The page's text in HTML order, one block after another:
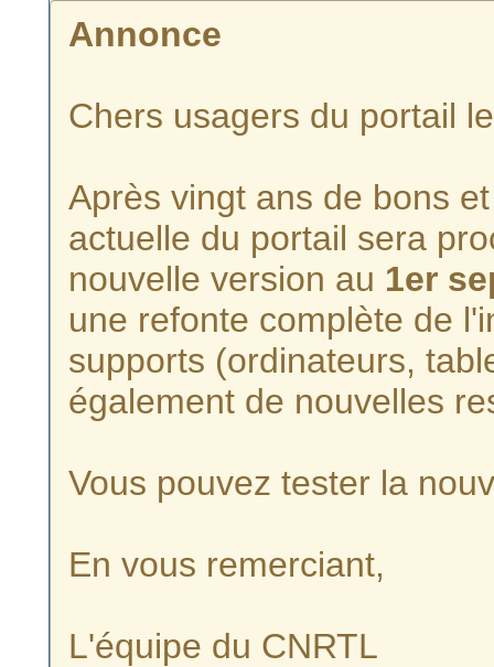
Annonce
Chers usagers du portail
Après vingt ans de bons
actuelle du portail sera
nouvelle version au 1er
une refonte complète de
supports (ordinateurs,
également de nouvelles
Vous pouvez tester la
En vous remerciant,
L'équipe du CNRTL